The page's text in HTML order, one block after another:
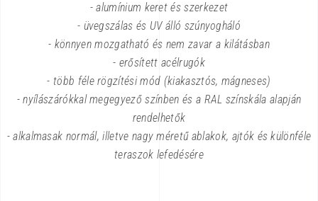
- alumínium keret és szerkezet
- üvegszálas és UV álló szúnyogháló
- könnyen mozgatható és nem zavar a kilátásban
- erősített acélrugók
- több féle rögzítési mód (kiakasztós, mágneses)
- nyílászárókkal megegyező színben és a RAL színskála alapján
rendelhetők
- alkalmasak normál, illetve nagy méretű ablakok, ajtók és különféle
teraszok lefedésére